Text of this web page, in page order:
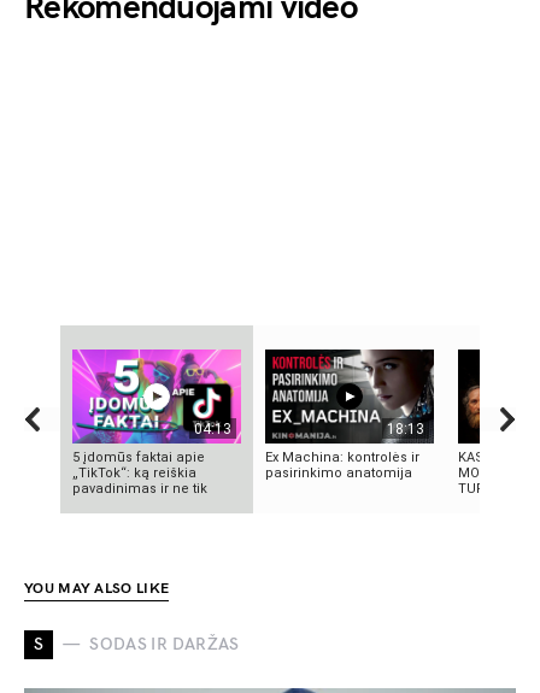
04:13
5 įdomūs faktai apie
„TikTok“: ką reiškia
pavadinimas ir ne tik
18:13
Ex Machina: kontrolės ir
pasirinkimo anatomija
KAS
TURIME
YOU MAY ALSO LIKE
S SODAS IR DARŽAS